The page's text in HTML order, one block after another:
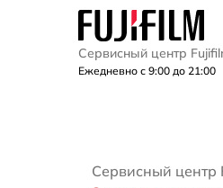
Сервисный центр
Ежедневно с 9:00 до 21:00
Сервисный центр